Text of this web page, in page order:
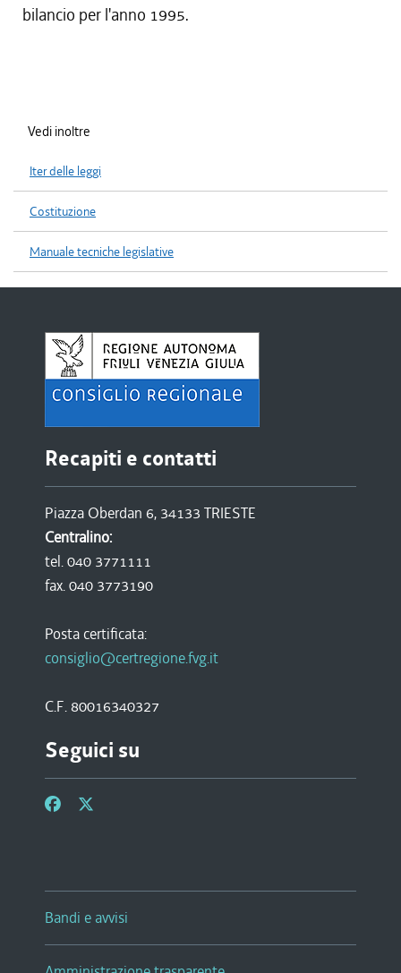
bilancio per l'anno 1995.
Vedi inoltre
Iter delle leggi
Costituzione
Manuale tecniche legislative
Recapiti e contatti
Piazza Oberdan 6, 34133 TRIESTE
Centralino:
tel. 040 3771111
fax. 040 3773190
Posta certificata:
consiglio@certregione.fvg.it
C.F. 80016340327
Seguici su
Bandi e avvisi